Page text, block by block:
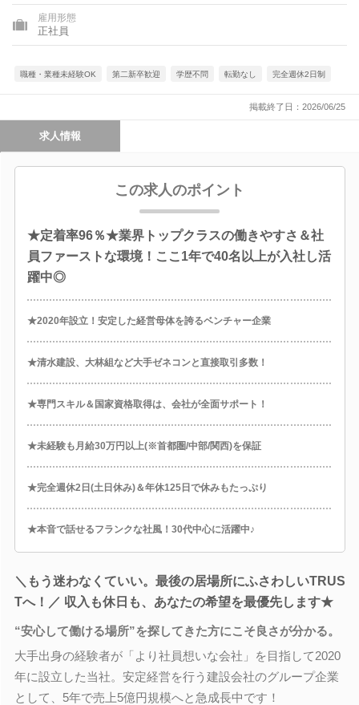
県、香川県、愛媛県、高知県、福岡県、佐賀県、長崎県、熊本
県、大分県、宮崎県、鹿児島県、沖縄県
雇用形態
正社員
職種・業種未経験OK 第二新卒歓迎 学歴不問 転勤なし 完全週休2日制
掲載終了日：2026/06/25
求人情報
この求人のポイント
★定着率96％★業界トップクラスの働きやすさ＆社
員ファーストな環境！ここ1年で40名以上が入社し活
躍中◎
★2020年設立！安定した経営母体を誇るベンチャー企業
★清水建設、大林組など大手ゼネコンと直接取引多数！
★専門スキル＆国家資格取得は、会社が全面サポート！
★未経験も月給30万円以上(※首都圏/中部/関西)を保証
★完全週休2日(土日休み)＆年休125日で休みもたっぷり
★本音で話せるフランクな社風！30代中心に活躍中♪
＼もう迷わなくていい。最後の居場所にふさわしいTRUS
Tへ！／ 収入も休日も、あなたの希望を最優先します★
“安心して働ける場所”を探してきた方にこそ良さが分かる。
大手出身の経験者が「より社員想いな会社」を目指して2020
年に設立した当社。安定経営を行う建設会社のグループ企業
として、5年で売上5億円規模へと急成長中です！